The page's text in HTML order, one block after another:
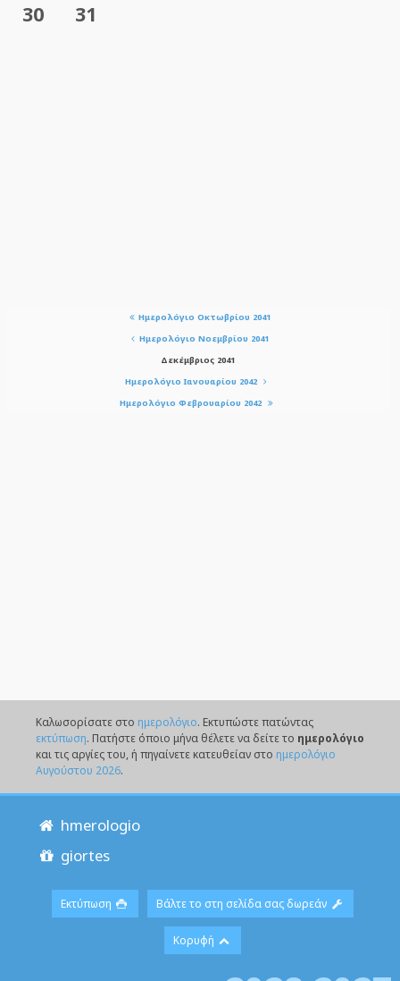
30
31
Ημερολόγιο Οκτωβρίου 2041
Ημερολόγιο Νοεμβρίου 2041
Δεκέμβριος 2041
Ημερολόγιο Ιανουαρίου 2042
Ημερολόγιο Φεβρουαρίου 2042
Καλωσορίσατε στο ημερολόγιο. Eκτυπώστε πατώντας
εκτύπωση. Πατήστε όποιο μήνα θέλετε να δείτε το ημερολόγιο
και τις αργίες του, ή πηγαίνετε κατευθείαν στο ημερολόγιο
Αυγούστου 2026.
hmerologio
giortes
Εκτύπωση Βάλτε το στη σελίδα σας δωρεάν
Κορυφή